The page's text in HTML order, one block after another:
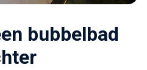
bubbelbad